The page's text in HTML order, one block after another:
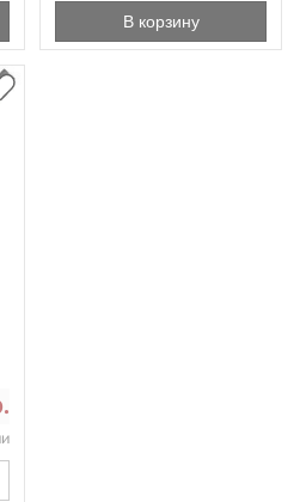
В корзину